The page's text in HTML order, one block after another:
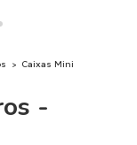
> Caixas Mini
-